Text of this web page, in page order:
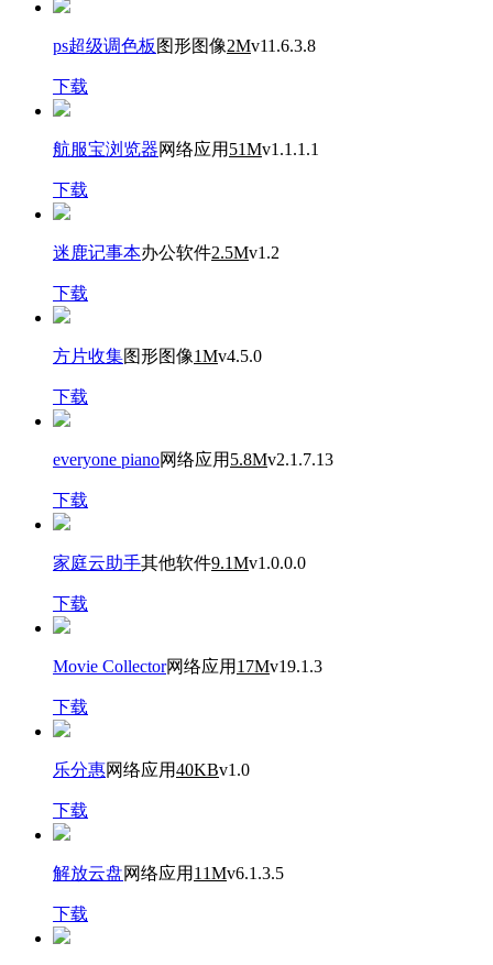
ps超级调色板 图形图像2Mv11.6.3.8
下载
航服宝浏览器网络应用 51Mv1.1.1.1
下载
迷鹿记事本办公软件2.5Mv1.2
下载
方片收集图形图像1Mv4.5.0
下载
everyone piano网络应用 5.8Mv2.1.7.13
下载
家庭云助手其他软件9.1Mv1.0.0.0
下载
Movie Collector网络应用 17Mv19.1.3
下载
乐分惠网络应用40KBv1.0
下载
解放云盘网络应用 11Mv6.1.3.5
下载